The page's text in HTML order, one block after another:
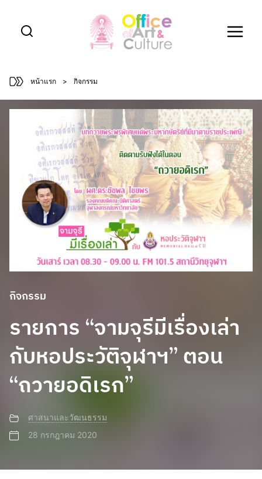
content
หน้าแรก > กิจกรรม
กิจกรรม
รายการ “จามจุรีมีเรื่องเล่า
กับหอประวัติจุฬาฯ” ตอน
“ถวายอดิเรก”
ศาสนาและวัฒนธรรม
28 กรกฎาคม 2020